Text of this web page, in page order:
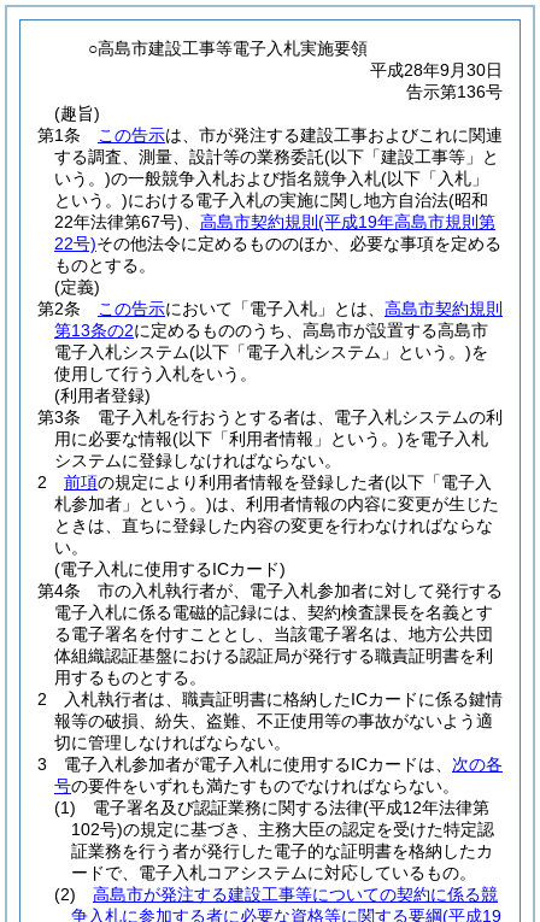
○高島市建設工事等電子入札実施要領
平成28年9月30日
告示第136号
(趣旨)
第1条
この告示は、市が発注する建設工事およびこれに関連
する調査、測量、設計等の業務委託(以下「建設工事等」と
いう。)の一般競争入札および指名競争入札(以下「入札」
という。)における電子入札の実施に関し地方自治法(昭和
22年法律第67号)
高島市契約規則 (平成19年高島市規則第
22号)その他法令に定めるもののほか、必要な事項を定める
ものとする。
(定義)
第2条
この告示において「電子入札」とは、 高島市契約規則
第13条の2に定めるもののうち、高島市が設置する高島市
電子入札システム(以下「電子入札システム」という。)を
使用して行う入札をいう。
(利用者登録)
第3条
電子入札を行おうとする者は、電子入札システムの利
用に必要な情報(以下「利用者情報」という。)を電子入札
システムに登録しなければならない。
2
前項の規定により利用者情報を登録した者(以下「電子入
札参加者」という。)は、利用者情報の内容に変更が生じた
ときは、直ちに登録した内容の変更を行わなければならな
い。
(電子入札に使用するICカード)
第4条
市の入札執行者が、電子入札参加者に対して発行する
電子入札に係る電磁的記録には、契約検査課長を名義とす
る電子署名を付すこととし、当該電子署名は、地方公共団
体組織認証基盤における認証局が発行する職責証明書を利
用するものとする。
2
入札執行者は、職責証明書に格納したICカードに係る鍵情
報等の破損、紛失、盗難、不正使用等の事故がないよう適
切に管理しなければならない。
3
電子入札参加者が電子入札に使用するICカードは、 次の各
号の要件をいずれも満たすものでなければならない。
(1)
電子署名及び認証業務に関する法律(平成12年法律第
102号)の規定に基づき、主務大臣の認定を受けた特定認
証業務を行う者が発行した電子的な証明書を格納したカ
ードで、電子入札コアシステムに対応しているもの。
(2)
高島市が発注する建設工事等についての契約に係る競
争入札に参加する者に必要な資格等に関する要綱(平成19